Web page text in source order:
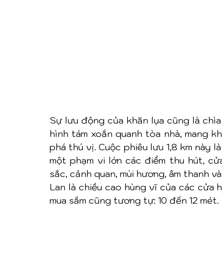
Sự lưu động của khăn lụa cũng là
hình tám xoắn quanh tòa nhà, mang
phá thú vị. Cuộc phiêu lưu 1,8 km này
một phạm vi lớn các điểm thu hút,
sắc, cảnh quan, mùi hương, âm thanh
Lan là chiều cao hùng vĩ của các cửa
mua sắm cũng tương tự: 10 đến 12 mét.